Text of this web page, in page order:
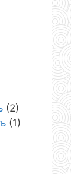
(2)
(1)